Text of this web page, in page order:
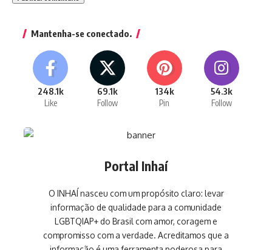
Mantenha-se conectado.
248.1k
Like
69.1k
Follow
134k
Pin
54.3k
Follow
Portal Inhaí
O INHAÍ nasceu com um propósito claro: levar
informação de qualidade para a comunidade
LGBTQIAP+ do Brasil com amor, coragem e
compromisso com a verdade. Acreditamos que a